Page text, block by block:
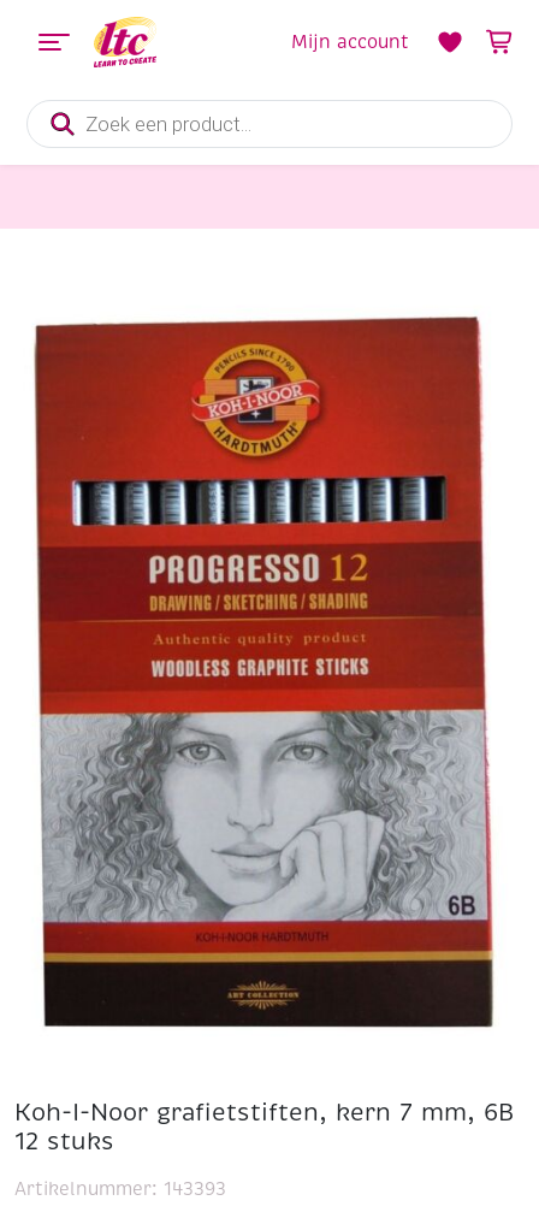
Producten
zoeken
Mijn account
Koh-I-Noor grafietstiften, kern 7 mm, 6B
12 stuks
Artikelnummer: 143393